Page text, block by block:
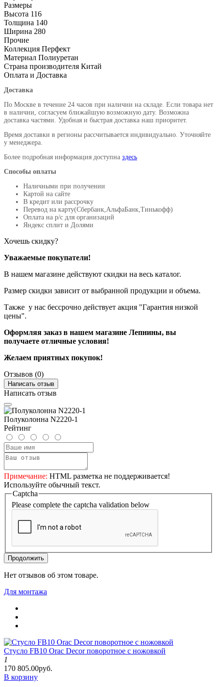
Размеры
Высота 116
Толщина 140
Ширина 280
Прочие
Коллекция Перфект
Материал Полиуретан
Страна производителя Китай
Оплата и Доставка
Доставка
По Москве в течение 24 часов при наличии на складе. Если товара нет
в наличии, согласуем ближайшую возможную дату. Возможна
доставка частями. Удобная и быстрая доставка наш приоритет.
Время доставки в регионы рассчитывается индивидуально. Уточняйте
у менеджера.
Более подробная информация доступна здесь
Способы оплаты
Наличными при получении
Картой на сайте
В кредит или рассрочку
Перевод на карту(Сбербанк,АльфаБанк,Тинькофф)
Оплата на р/c для организаций
Яндекс сплит и Долями
Хочешь скидку?
Уважаемые покупатели!
В нашем магазине действуют скидки на весь каталог.
Размер скидки зависит от выбранной продукции и объема.
Также у нас бессрочно действует акция "Гарантия низкой
цены".
Оформляя заказ в нашем магазине Лепнины, вы
получаете отличные условия!
Желаем приятных покупок!
Отзывов (0)
Написать отзыв
Написать отзыв
Полуколонна N2220-1
Рейтинг
Примечание: HTML разметка не поддерживается!
Используйте обычный текст.
Captcha
Please complete the captcha validation below
Продолжить
Нет отзывов об этом товаре.
Для монтажа
Стусло FB10 Orac Decor поворотное с ножовкой
1
170 805.00руб.
В корзину